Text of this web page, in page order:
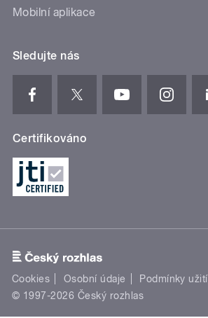
Mobilní aplikace
Sledujte nás
Certifikováno
Cookies Osobní údaje Podmínky užití
© 1997-2026 Český rozhlas